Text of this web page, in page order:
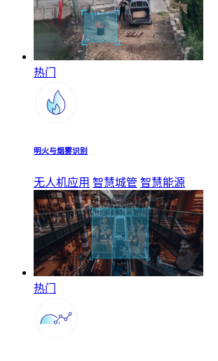
热门
明火与烟雾识别
无人机应用 智慧城管 智慧能源
热门